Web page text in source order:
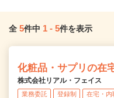
全 5件中 1 - 5件を表示
化粧品・サプリの在
株式会社リアル・フェイス
業務委託 登録制 在宅・内